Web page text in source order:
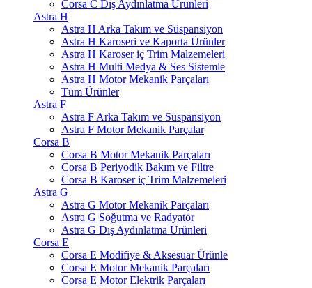
Corsa C Dış Aydınlatma Ürünleri
Astra H
Astra H Arka Takım ve Süspansiyon
Astra H Karoseri ve Kaporta Ürünler
Astra H Karoser iç Trim Malzemeleri
Astra H Multi Medya & Ses Sistemle
Astra H Motor Mekanik Parçaları
Tüm Ürünler
Astra F
Astra F Arka Takım ve Süspansiyon
Astra F Motor Mekanik Parçalar
Corsa B
Corsa B Motor Mekanik Parçaları
Corsa B Periyodik Bakım ve Filtre
Corsa B Karoser iç Trim Malzemeleri
Astra G
Astra G Motor Mekanik Parçaları
Astra G Soğutma ve Radyatör
Astra G Dış Aydınlatma Ürünleri
Corsa E
Corsa E Modifiye & Aksesuar Ürünle
Corsa E Motor Mekanik Parçaları
Corsa E Motor Elektrik Parçaları